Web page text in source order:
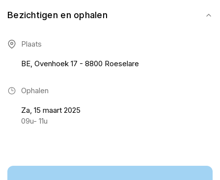
Bezichtigen en ophalen
Plaats
BE, Ovenhoek 17 - 8800 Roeselare
Ophalen
Za, 15 maart 2025
09u- 11u